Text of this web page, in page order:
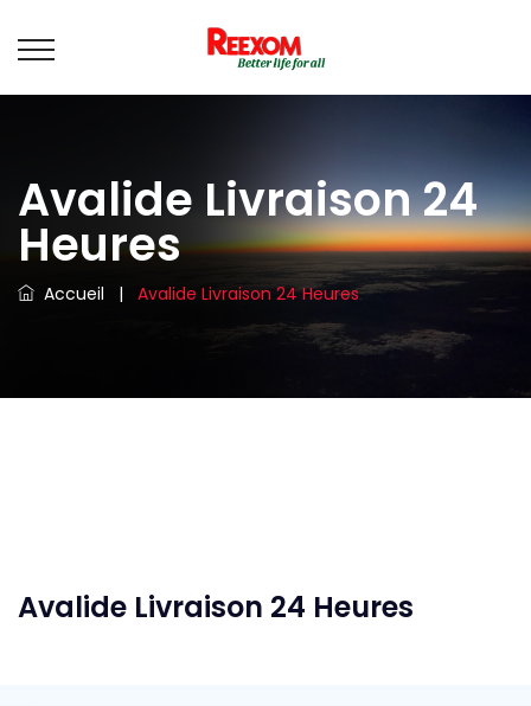
Avalide Livraison 24
Heures
Accueil | Avalide Livraison 24 Heures
Avalide Livraison 24 Heures